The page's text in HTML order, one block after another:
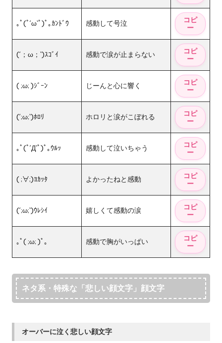
｡ﾟ(ﾟ´ω`ﾟ)ﾟ｡ｶﾝﾄﾞｳ 感動して号泣
(´；ω；`)ｽｺﾞｲ 感動で涙が止まらない
( ;ω; )ｼﾞｰﾝ じーんと心に響く
(´;ω;`)ﾎﾛﾘ ホロリと涙がこぼれる
｡ﾟ(ﾟ´Д`ﾟ)ﾟ｡ｳﾙｯ 感動して泣いちゃう
( ;∀;)ﾖｶｯﾀ よかったねと感動
(´;ω;`)ｳﾚｼｲ 嬉しくて感動の涙
｡ﾟ( ;ω; )ﾟ｡ 感動で胸がいっぱい
ネタ系・特殊な「悲しい顔文字」顔文字
オーバーに泣く悲しい顔文字